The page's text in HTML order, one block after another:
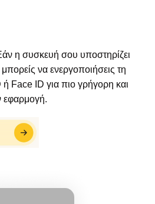
η συσκευή σου υποστηρίζει
να ενεργοποιήσεις τη
Face ID για πιο γρήγορη και